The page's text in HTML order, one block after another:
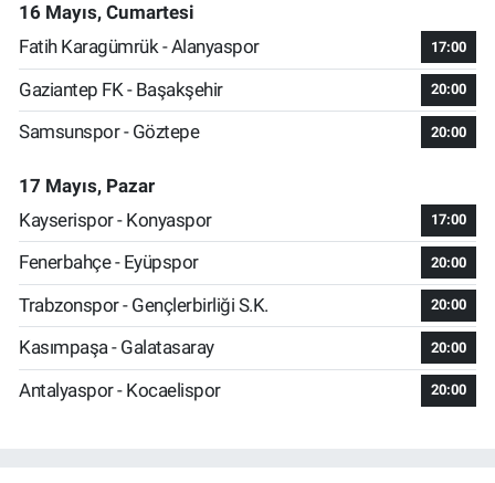
16 Mayıs, Cumartesi
Fatih Karagümrük - Alanyaspor
17:00
Gaziantep FK - Başakşehir 20:00
Samsunspor - Göztepe 20:00
17 Mayıs, Pazar
Kayserispor - Konyaspor
17:00
Fenerbahçe - Eyüpspor 20:00
Trabzonspor - Gençlerbirliği S.K. 20:00
Kasımpaşa - Galatasaray 20:00
Antalyaspor - Kocaelispor 20:00